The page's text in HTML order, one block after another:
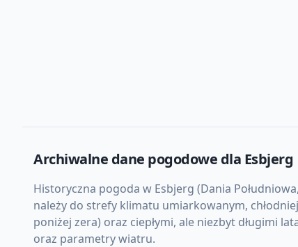
Archiwalne dane pogodowe dla Esbjerg
Historyczna pogoda w Esbjerg (Dania
należy do strefy klimatu umiarkowanym,
poniżej zera) oraz ciepłymi, ale niezbyt długimi
oraz parametry wiatru.